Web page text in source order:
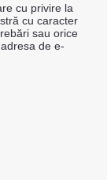
cu privire la
cu caracter
sau orice
de e-